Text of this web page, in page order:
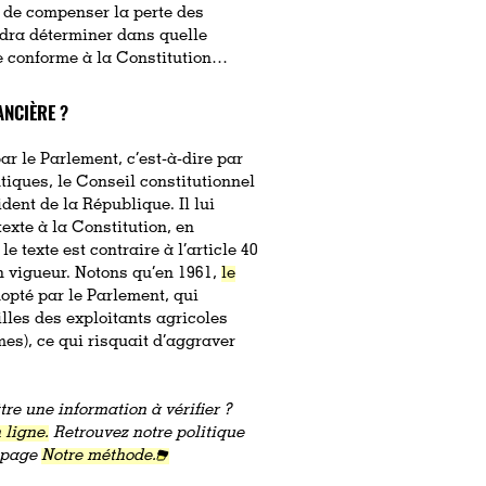
compenser la perte des
déterminer dans quelle
conforme à la Constitution…
?
le Parlement, c’est-à-dire par
le Conseil constitutionnel
de la République. Il lui
à la Constitution, en
texte est contraire à l’article 40
Notons qu’en 1961,le
par le Parlement, qui
des exploitants agricoles
ce qui risquait d’aggraver
une information à vérifier ?
ligne. Retrouvez notre politique
Notre méthode.